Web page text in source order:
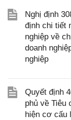
Nghị định
định chi tiết
nghiệp về
doanh
nghiệp
Quyết định
phủ về Tiêu
hiện cơ cấu